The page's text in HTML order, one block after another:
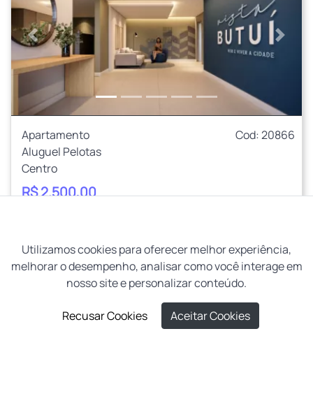
Anterior
Apartamento
Cod: 20866
Aluguel Pelotas
Centro
R$ 2.500,00
1 1 1
Utilizamos cookies para oferecer melhor experiência,
melhorar o desempenho, analisar como você interage em
nosso site e personalizar conteúdo.
Recusar Cookies Aceitar Cookies